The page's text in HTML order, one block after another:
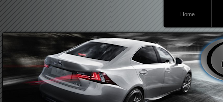
Home